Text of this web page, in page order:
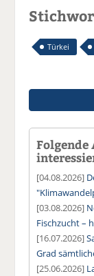
Türkei
[04.08.2026]
[03.08.2026]
Fischzucht –
[16.07.2026]
Grad
[25.06.2026]